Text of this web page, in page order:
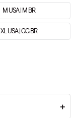
M USA | M BR
XL USA | GG BR
＋